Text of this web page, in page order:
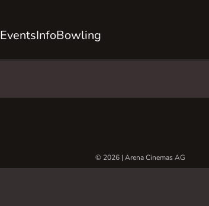
EventsInfoBowling
© 2026 | Arena Cinemas AG